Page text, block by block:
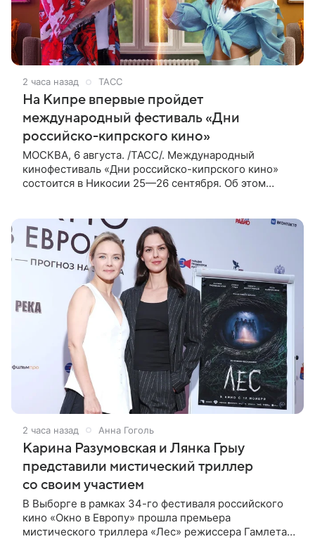
2 часа назад ТАСС
На Кипре впервые пройдет
международный фестиваль «Дни
российско-кипрского кино»
МОСКВА, 6 августа. /ТАСС/. Международный
кинофестиваль «Дни российско-кипрского кино»
состоится в Никосии 25—26 сентября. Об этом
2 часа назад Анна Гоголь
Карина Разумовская и Лянка Грыу
представили мистический триллер
со своим участием
В Выборге в рамках 34-го фестиваля российского
кино «Окно в Европу» прошла премьера
мистического триллера «Лес» режиссера Гамлета